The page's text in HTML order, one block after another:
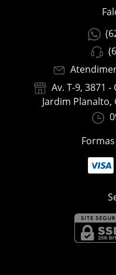
Av. T-9, 3871
Jardim Planalto,